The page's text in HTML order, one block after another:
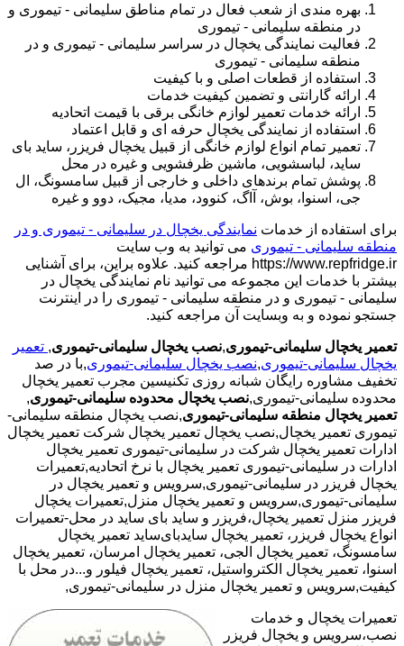
بهره مندی از شعب فعال در تمام مناطق سلیمانی - تیموری و
در منطقه سلیمانی - تیموری
فعالیت نمایندگی یخچال در سراسر سلیمانی - تیموری و در
منطقه سلیمانی - تیموری
استفاده از قطعات اصلی و با کیفیت
ارائه گارانتی و تضمین کیفیت خدمات
ارائه خدمات تعمیر لوازم خانگی برقی با قیمت اتحادیه
استفاده از نمایندگی یخچال حرفه ای و قابل اعتماد
تعمیر تمام انواع لوازم خانگی از قبیل یخچال فریزر، ساید بای
ساید، لباسشویی، ماشین ظرفشویی و غیره در محل
پوشش تمام برندهای داخلی و خارجی از قبیل سامسونگ، ال
جی، اسنوا، بوش، آاگ، کنوود، مدیا، مجیک، دوو و غیره
برای استفاده از خدمات نمایندگی یخچال در سلیمانی - تیموری و در
منطقه سلیمانی - تیموری می توانید به وب سایت
https://www.repfridge.ir مراجعه کنید. علاوه براین، برای آشنایی
بیشتر با خدمات این مجموعه می توانید نام نمایندگی یخچال در
سلیمانی - تیموری و در منطقه سلیمانی - تیموری را در اینترنت
جستجو نموده و به وبسایت آن مراجعه کنید.
تعمیر یخچال سلیمانی-تیموری,نصب یخچال سلیمانی-تیموری, تعمیر
یخچال سلیمانی-تیموری,نصب یخچال سلیمانی-تیموری,با در صد
تخفیف مشاوره رایگان شبانه روزی تکنیسین مجرب تعمیر یخچال
محدوده سلیمانی-تیموری,نصب یخچال محدوده سلیمانی-تیموری,
تعمیر یخچال منطقه سلیمانی-تیموری,نصب یخچال منطقه سلیمانی-
تیموری تعمیر یخچال,نصب یخچال تعمیر یخچال شرکت تعمیر یخچال
ادارات تعمیر یخچال شرکت در سلیمانی-تیموری تعمیر یخچال
ادارات در سلیمانی-تیموری تعمیر یخچال با نرخ اتحادیه,تعمیرات
یخچال فریزر در سلیمانی-تیموری,سرویس و تعمیر یخچال در
سلیمانی-تیموری,سرویس و تعمیر یخچال منزل,تعمیرات یخچال
فریزر منزل تعمیر یخچال،فریزر و ساید بای ساید در محل-تعمیرات
انواع یخچال فریزر، تعمیر یخچال سایدبای‌ساید تعمیر یخچال
سامسونگ، تعمیر یخچال الجی، تعمیر یخچال امرسان، تعمیر یخچال
اسنوا، تعمیر یخچال الکترواستیل، تعمیر یخچال فیلور و...در محل با
کیفیت,سرویس و تعمیر یخچال منزل در سلیمانی-تیموری,
تعمیرات یخچال و خدمات
نصب،سرویس و یخچال فریزر